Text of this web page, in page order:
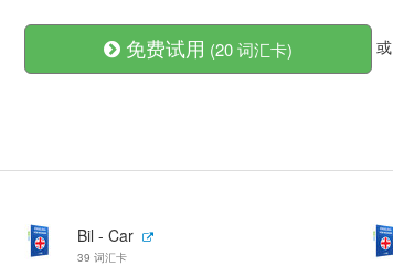
免费试用 (20 词汇卡) 或
Bil - Car
39 词汇卡